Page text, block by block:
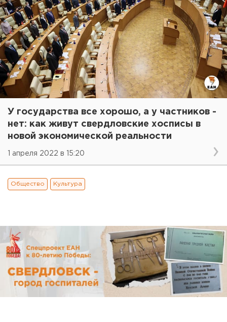
У государства все хорошо, а у частников -
нет: как живут свердловские хосписы в
новой экономической реальности
1 апреля 2022 в 15:20
Общество Культура